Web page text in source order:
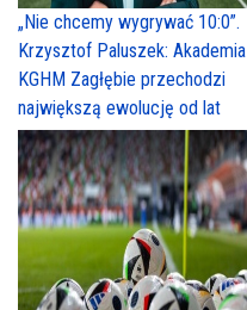
„Nie chcemy wygrywać 10:0”.
Krzysztof Paluszek: Akademia
KGHM Zagłębie przechodzi
największą ewolucję od lat